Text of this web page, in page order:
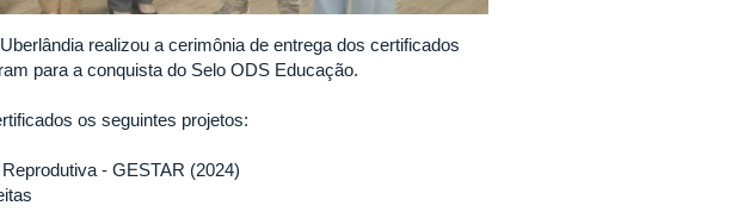
realizou a cerimônia de entrega dos certificados
para a conquista do Selo ODS Educação.
os seguintes projetos:
- GESTAR (2024)